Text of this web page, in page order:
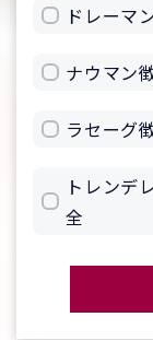
ドレーマ
ナウマン
ラセーグ
トレンデ
全